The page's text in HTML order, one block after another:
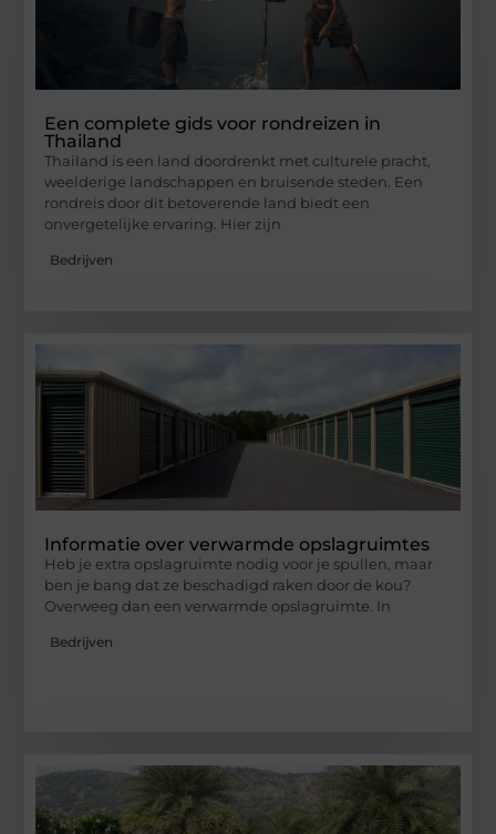
Een complete gids voor rondreizen in
Thailand
Thailand is een land doordrenkt met culturele pracht,
weelderige landschappen en bruisende steden. Een
rondreis door dit betoverende land biedt een
onvergetelijke ervaring. Hier zijn
Bedrijven
Informatie over verwarmde opslagruimtes
Heb je extra opslagruimte nodig voor je spullen, maar
ben je bang dat ze beschadigd raken door de kou?
Overweeg dan een verwarmde opslagruimte. In
Bedrijven